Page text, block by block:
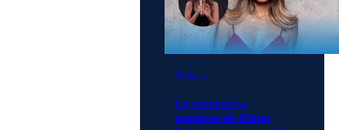
Noticias
La sorpresiva
ausencia de Diana